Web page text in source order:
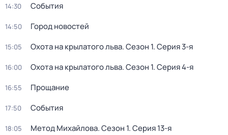
14:30 События
14:50 Город новостей
15:05 Охота на крылатого льва. Сезон 1. Серия 3-я
16:00 Охота на крылатого льва. Сезон 1. Серия 4-я
16:55 Прощание
17:50 События
18:05 Метод Михайлова. Сезон 1. Серия 13-я